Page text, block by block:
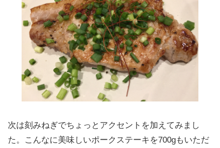
次は刻みねぎでちょっとアクセントを加えてみまし
た。こんなに美味しいポークステーキを700gもいただ